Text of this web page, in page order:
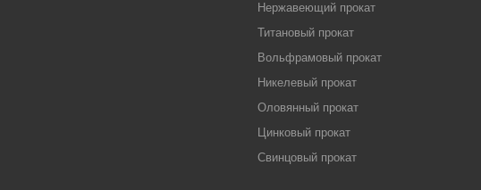
Нержавеющий прокат
Титановый прокат
Вольфрамовый прокат
Никелевый прокат
Оловянный прокат
Цинковый прокат
Свинцовый прокат